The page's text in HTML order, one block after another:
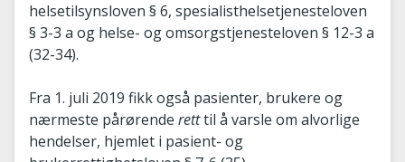
helsetilsynsloven § 6, spesialisthelsetjenesteloven
§ 3-3 a og helse- og omsorgstjenesteloven § 12-3 a
(32-34).
Fra 1. juli 2019 fikk også pasienter, brukere og
nærmeste pårørende retttil å varsle om alvorlige
hendelser, hjemlet i pasient- og